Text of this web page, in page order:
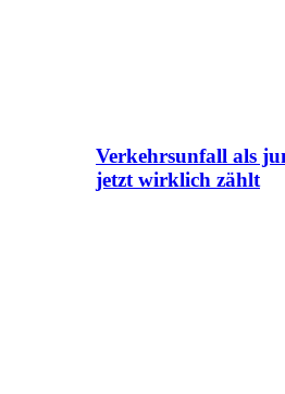
Verkehrsunfall als
jetzt wirklich zählt